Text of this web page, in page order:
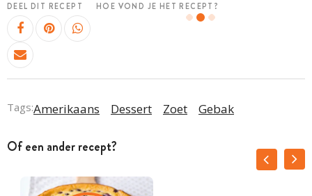
DEEL DIT RECEPT HOE VOND JE HET RECEPT?
Tags:Amerikaans Dessert Zoet Gebak
Of een ander recept?